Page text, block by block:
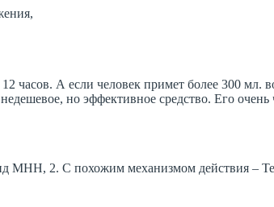
А если человек примет более 300 мл.
но эффективное средство. Его
2. С похожим механизмом действия –